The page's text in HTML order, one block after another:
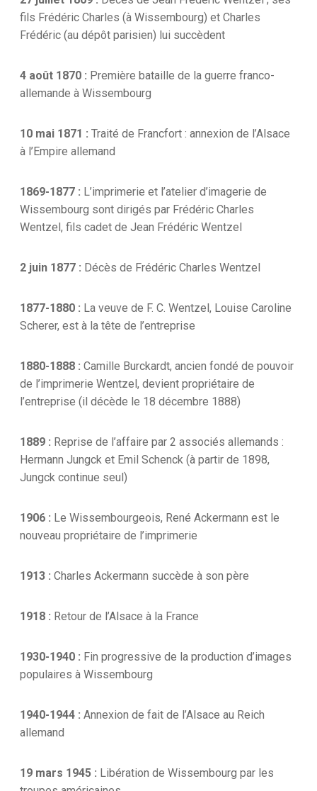
fils Frédéric Charles (à Wissembourg) et Charles
Frédéric (au dépôt parisien) lui succèdent
4 août 1870 : Première bataille de la guerre franco-
allemande à Wissembourg
10 mai 1871 : Traité de Francfort : annexion de l’Alsace
à l’Empire allemand
1869-1877 : L’imprimerie et l’atelier d’imagerie de
Wissembourg sont dirigés par Frédéric Charles
Wentzel, fils cadet de Jean Frédéric Wentzel
2 juin 1877 : Décès de Frédéric Charles Wentzel
1877-1880 : La veuve de F. C. Wentzel, Louise Caroline
Scherer, est à la tête de l’entreprise
1880-1888 : Camille Burckardt, ancien fondé de pouvoir
de l’imprimerie Wentzel, devient propriétaire de
l’entreprise (il décède le 18 décembre 1888)
1889 : Reprise de l’affaire par 2 associés allemands :
Hermann Jungck et Emil Schenck (à partir de 1898,
Jungck continue seul)
1906 : Le Wissembourgeois, René Ackermann est le
nouveau propriétaire de l’imprimerie
1913 : Charles Ackermann succède à son père
1918 : Retour de l’Alsace à la France
1930-1940 : Fin progressive de la production d’images
populaires à Wissembourg
1940-1944 : Annexion de fait de l’Alsace au Reich
allemand
19 mars 1945 : Libération de Wissembourg par les